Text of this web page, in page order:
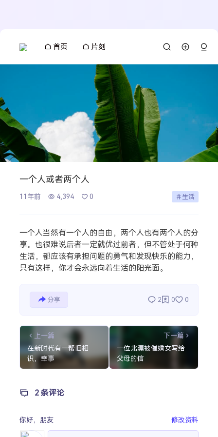
首页 片刻
热门分类
生活 音乐 微博 故事 杂志
一个人或者两个人
11年前 4,394 0 生活
一个人当然有一个人的自由，两个人也有两个人的分
享。也很难说后者一定就优过前者，但不管处于何种
生活，都应该有承担问题的勇气和发现快乐的能力，
只有这样，你才会永远向着生活的阳光面。
分享 2 0 0
上一篇
在新时代有一帮旧相
识，幸事
下一篇
一位北漂被催婚女写给
父母的信
2 条评论
你好， 朋友 修改资料